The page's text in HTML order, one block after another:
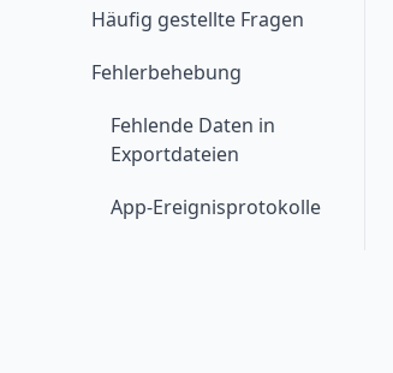
Häufig gestellte Fragen
Fehlerbehebung
Fehlende Daten in
Exportdateien
App-Ereignisprotokolle